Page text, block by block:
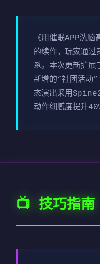
《用催眠APP洗
的续作，玩家通过
系。本次更新扩展
新增的“社团活动
态演出采用
动作细腻度提升
📺 技巧指南